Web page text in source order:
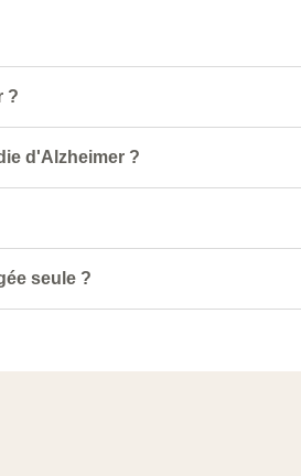
?
d'Alzheimer ?
seule ?